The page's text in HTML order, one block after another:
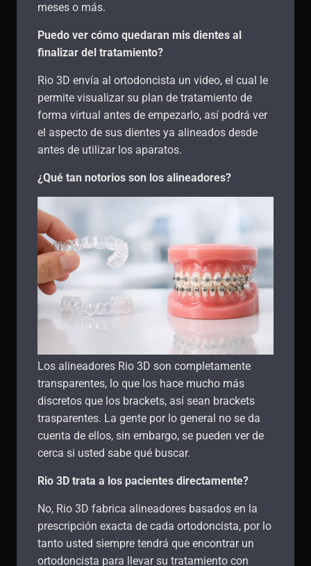
meses o más.
Puedo ver cómo quedaran mis dientes al
finalizar del tratamiento?
Rio 3D envía al ortodoncista un video, el cual le
permite visualizar su plan de tratamiento de
forma virtual antes de empezarlo, así podrá ver
el aspecto de sus dientes ya alineados desde
antes de utilizar los aparatos.
¿Qué tan notorios son los alineadores?
Los alineadores Rio 3D son completamente
transparentes, lo que los hace mucho más
discretos que los brackets, así sean brackets
trasparentes. La gente por lo general no se da
cuenta de ellos, sin embargo, se pueden ver de
cerca si usted sabe qué buscar.
Rio 3D trata a los pacientes directamente?
No, Rio 3D fabrica alineadores basados ​​en la
prescripción exacta de cada ortodoncista, por lo
tanto usted siempre tendrá que encontrar un
ortodoncista para llevar su tratamiento con